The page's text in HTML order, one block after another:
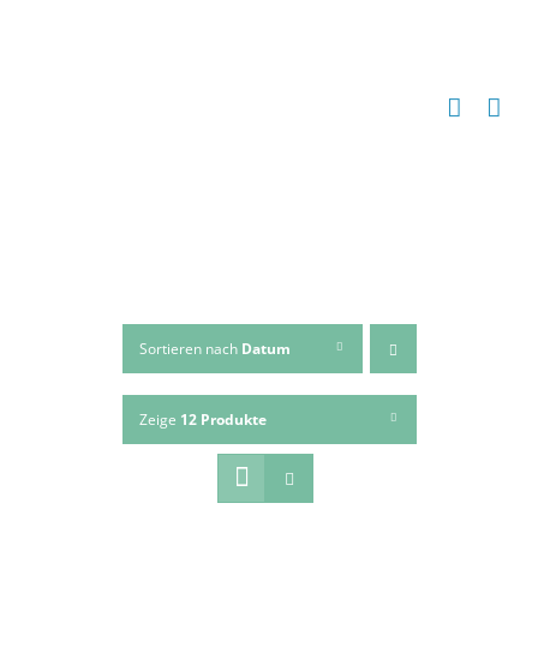
Sortieren nach Datum
Zeige 12 Produkte